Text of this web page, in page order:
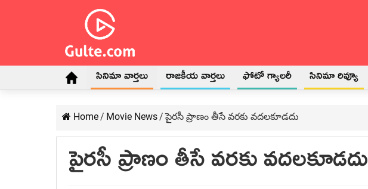
సినిమా వార్తలు రాజకీయ వార్తలు ఫోటో గ్యాలరీ సినిమా రివ్యూ
Home/ Movie News/ పైరసీ ప్రాణం తీసే వరకు వదలకూడదు
పైరసీ ప్రాణం తీసే వరకు వదలకూడదు